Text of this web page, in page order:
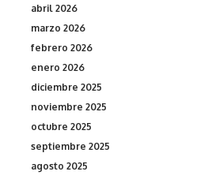
abril 2026
marzo 2026
febrero 2026
enero 2026
diciembre 2025
noviembre 2025
octubre 2025
septiembre 2025
agosto 2025